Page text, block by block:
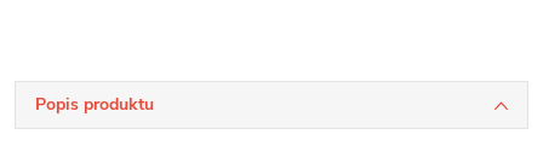
Popis produktu